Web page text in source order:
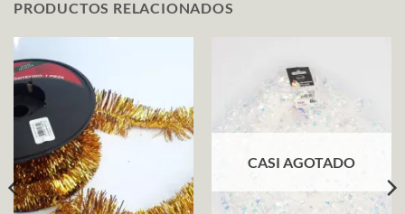
PRODUCTOS RELACIONADOS
CASI AGOTADO